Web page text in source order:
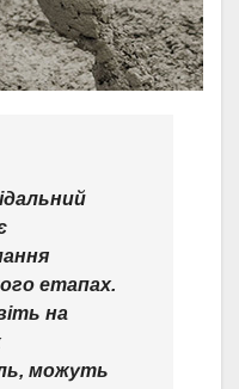
етапах.
на
можуть